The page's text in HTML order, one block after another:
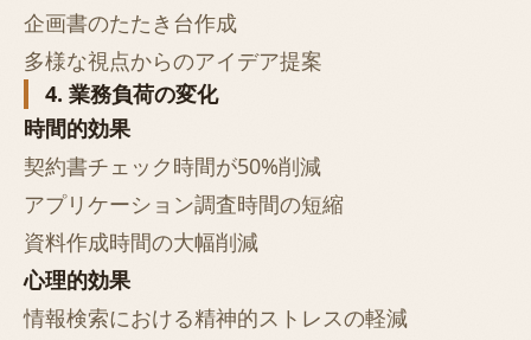
企画書のたたき台作成
多様な視点からのアイデア提案
4. 業務負荷の変化
時間的効果
契約書チェック時間が50%削減
アプリケーション調査時間の短縮
資料作成時間の大幅削減
心理的効果
情報検索における精神的ストレスの軽減